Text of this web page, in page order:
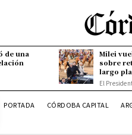
de una
Milei
sobre
largo
El
PORTADA CÓRDOBA CAPITAL